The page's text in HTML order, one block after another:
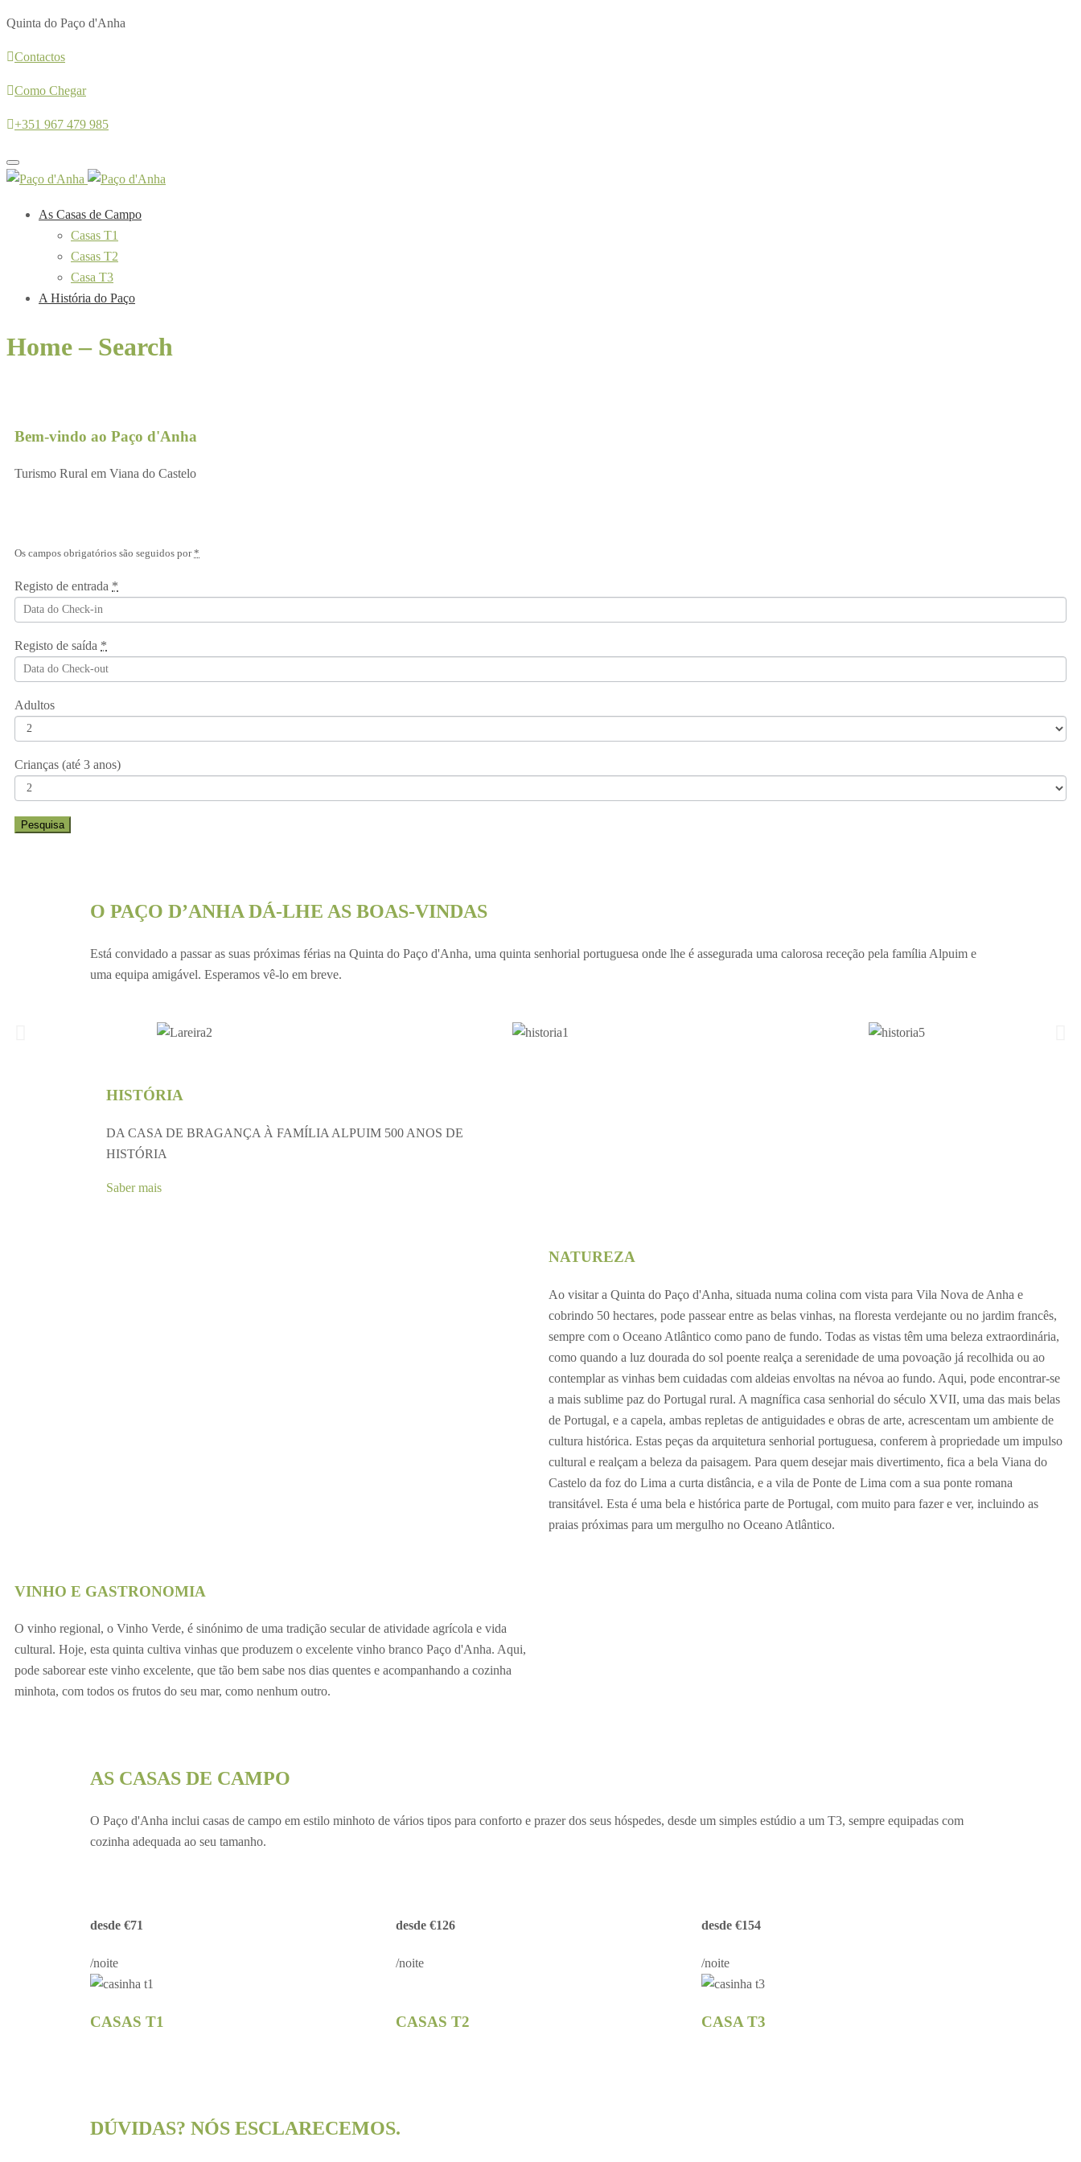
Quinta do Paço d'Anha
Contactos
Como Chegar
+351 967 479 985
Toggle
navigation
As Casas de Campo
Casas T1
Casas T2
Casa T3
A História do Paço
Home – Search
Bem-vindo ao Paço d'Anha
Turismo Rural em Viana do Castelo
Os campos obrigatórios são seguidos por*
Registo de entrada *
Registo de saída *
Adultos
Crianças (até 3 anos)
O PAÇO D’ANHA DÁ-LHE AS BOAS-VINDAS
Está convidado a passar as suas próximas férias na Quinta do Paço d'Anha, uma quinta senhorial portuguesa onde lhe é assegurada uma calorosa receção pela família Alpuim e
uma equipa amigável. Esperamos vê-lo em breve.
HISTÓRIA
DA CASA DE BRAGANÇA À FAMÍLIA ALPUIM 500 ANOS DE
HISTÓRIA
Saber mais
NATUREZA
Ao visitar a Quinta do Paço d'Anha, situada numa colina com vista para Vila Nova de Anha e
cobrindo 50 hectares, pode passear entre as belas vinhas, na floresta verdejante ou no jardim francês,
sempre com o Oceano Atlântico como pano de fundo. Todas as vistas têm uma beleza extraordinária,
como quando a luz dourada do sol poente realça a serenidade de uma povoação já recolhida ou ao
contemplar as vinhas bem cuidadas com aldeias envoltas na névoa ao fundo. Aqui, pode encontrar-se
a mais sublime paz do Portugal rural. A magnífica casa senhorial do século XVII, uma das mais belas
de Portugal, e a capela, ambas repletas de antiguidades e obras de arte, acrescentam um ambiente de
cultura histórica. Estas peças da arquitetura senhorial portuguesa, conferem à propriedade um impulso
cultural e realçam a beleza da paisagem. Para quem desejar mais divertimento, fica a bela Viana do
Castelo da foz do Lima a curta distância, e a vila de Ponte de Lima com a sua ponte romana
transitável. Esta é uma bela e histórica parte de Portugal, com muito para fazer e ver, incluindo as
praias próximas para um mergulho no Oceano Atlântico.
VINHO E GASTRONOMIA
O vinho regional, o Vinho Verde, é sinónimo de uma tradição secular de atividade agrícola e vida
cultural. Hoje, esta quinta cultiva vinhas que produzem o excelente vinho branco Paço d'Anha. Aqui,
pode saborear este vinho excelente, que tão bem sabe nos dias quentes e acompanhando a cozinha
minhota, com todos os frutos do seu mar, como nenhum outro.
AS CASAS DE CAMPO
O Paço d'Anha inclui casas de campo em estilo minhoto de vários tipos para conforto e prazer dos seus hóspedes, desde um simples estúdio a um T3, sempre equipadas com
cozinha adequada ao seu tamanho.
desde €71
/noite
CASAS T1
desde €126
/noite
CASAS T2
desde €154
/noite
CASA T3
DÚVIDAS? NÓS ESCLARECEMOS.